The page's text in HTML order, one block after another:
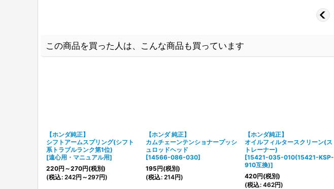
この商品を買った人は、こんな商品も買っています
【ホンダ純正】
シフトアームスプリング(シフト
系トラブルランク第1位)
[遠心用・マニュアル用]
220円 ～270円(税別)
(税込: 242円 ～297円)
【ホンダ 純正】
カムチェーンテンショナープッシ
ュロッドヘッド
[14566-086-030]
195円(税別)
(税込: 214円)
【ホンダ純正】
オイルフィルタースクリーン(ス
トレーナー)
[15421-035-010(15421-KSP-
910互換)]
420円(税別)
(税込: 462円)